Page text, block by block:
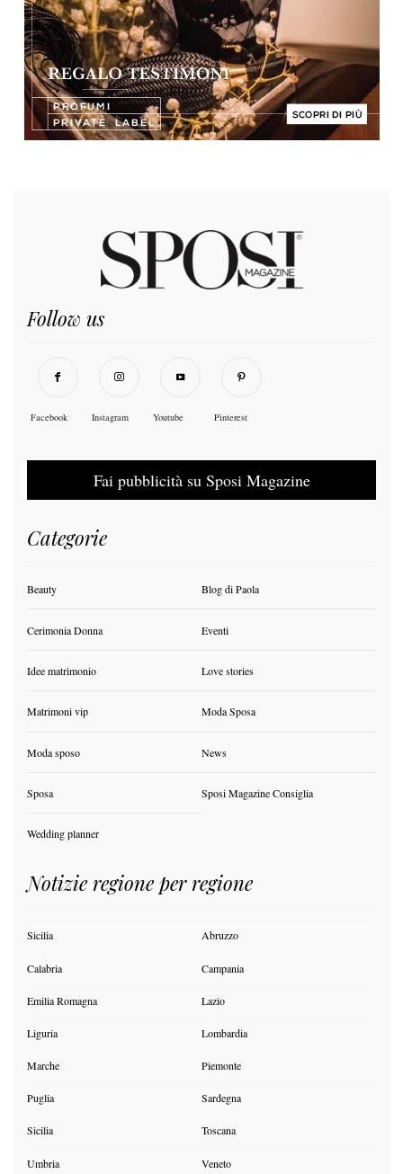
Follow us
Facebook Instagram Youtube Pinterest
Fai pubblicità su Sposi Magazine
Categorie
Beauty Blog di Paola
Cerimonia Donna Eventi
Idee matrimonio Love stories
Matrimoni vip Moda Sposa
Moda sposo News
Sposa Sposi Magazine Consiglia
Wedding planner
Notizie regione per regione
Sicilia Abruzzo
Calabria Campania
Emilia Romagna Lazio
Liguria Lombardia
Marche Piemonte
Puglia Sardegna
Sicilia Toscana
Umbria Veneto